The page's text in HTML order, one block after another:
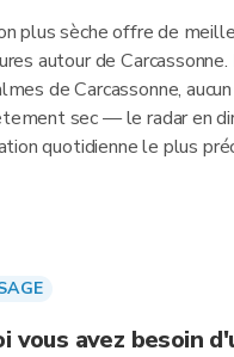
plus sèche offre de
autour de
de Carcassonne,
sec — le radar en
quotidienne le plus
vous avez besoin